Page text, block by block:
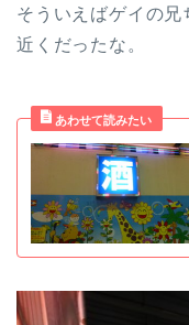
そういえばゲイの
近くだったな。